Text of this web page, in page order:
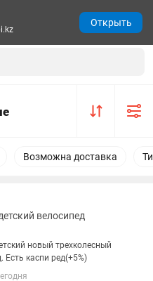
Возможна доставка
велосипед
новый трехколесный
Есть каспи ред(+5%)
Открыть